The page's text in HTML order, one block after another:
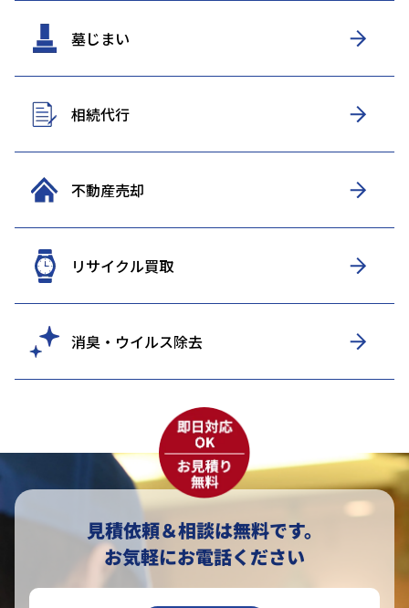
墓じまい
相続代行
不動産売却
リサイクル買取
消臭・ウイルス除去
見積依頼＆相談は無料です。
お気軽にお電話ください